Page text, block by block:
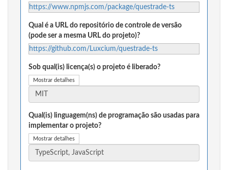
https://www.npmjs.com/package/questrade-ts
Qual é a URL do repositório de controle de versão
(pode ser a mesma URL do projeto)?
https://github.com/Luxcium/questrade-ts
Sob qual(is) licença(s) o projeto é liberado?
Mostrar detalhes
Qual(is) linguagem(ns) de programação são usadas para
implementar o projeto?
Mostrar detalhes